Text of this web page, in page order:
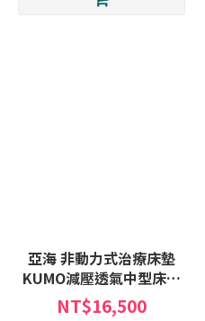
亞海 非動力式治療床墊
KUMO減壓透氣中型床墊
肩膀到膝蓋 局部減壓
NT$16,500